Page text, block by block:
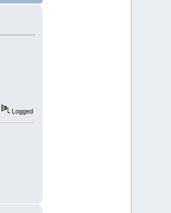
Logged